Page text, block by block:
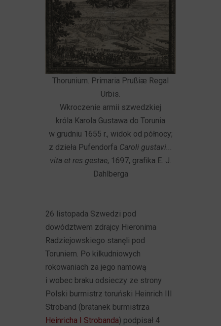
Thorunium. Primaria Prußiæ Regal
Urbis.
Wkroczenie armii szwedzkiej
króla Karola Gustawa do Torunia
w grudniu 1655 r., widok od północy;
z dzieła Pufendorfa Caroli gustavi...
vita et res gestae, 1697, grafika E. J.
Dahlberga
26 listopada Szwedzi pod
dowództwem zdrajcy Hieronima
Radziejowskiego stanęli pod
Toruniem. Po kilkudniowych
rokowaniach za jego namową
i wobec braku odsieczy ze strony
Polski burmistrz toruński Heinrich III
Stroband (bratanek burmistrza
Heinricha I Strobanda) podpisał 4